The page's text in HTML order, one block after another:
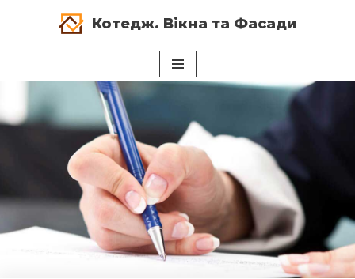
вмісту
Котедж. Вікна та Фасади